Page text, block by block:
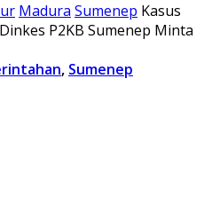
Madura Sumenep Kasus
P2KB Sumenep Minta
, Sumenep